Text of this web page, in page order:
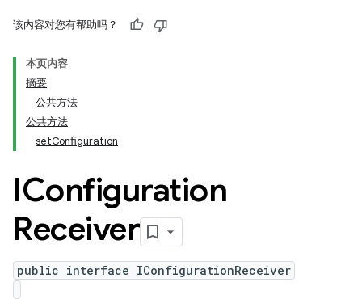
该内容对您有帮助吗？
本页内容
摘要
公共方法
公共方法
setConfiguration
IConfiguration
Receiver
public interface IConfigurationReceiver